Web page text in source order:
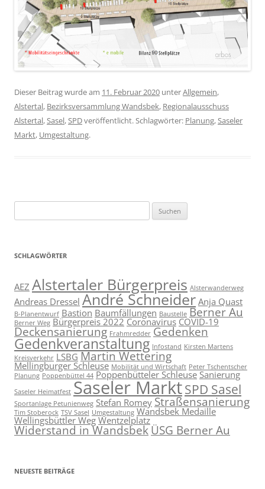
Dieser Beitrag wurde am 11. Februar 2020 unterAllgemein,
Alstertal, Bezirksversammlung Wandsbek, Regionalausschuss
Alstertal,Sasel,SPDveröffentlicht. Schlagwörter: Planung,Saseler
Markt, Umgestaltung.
nach:
SCHLAGWÖRTER
AEZ Alstertaler Bürgerpreis Alsterwanderweg
Andreas Dressel André SchneiderAnja Quast
B-Planentwurf Bastion Baumfällungen Baustelle Berner Au
Berner Weg Bürgerpreis 2022CoronavirusCOVID-19
Deckensanierung Frahmredder Gedenken
Gedenkveranstaltung Infostand Kirsten Martens
Kreisverkehr LSBG Martin Wettering
Mellingburger Schleuse Mobilität und Wirtschaft Peter Tschentscher
Planung Poppenbüttel 44 Poppenbütteler SchleuseSanierung
Saseler Heimatfest Saseler MarktSPD Sasel
Sportanlage Petunienweg Stefan RomeyStraßensanierung
Tim Stoberock TSV Sasel Umgestaltung Wandsbek Medaille
Wellingsbüttler WegWentzelplatz
Widerstand in Wandsbek ÜSG Berner Au
NEUESTE BEITRÄGE